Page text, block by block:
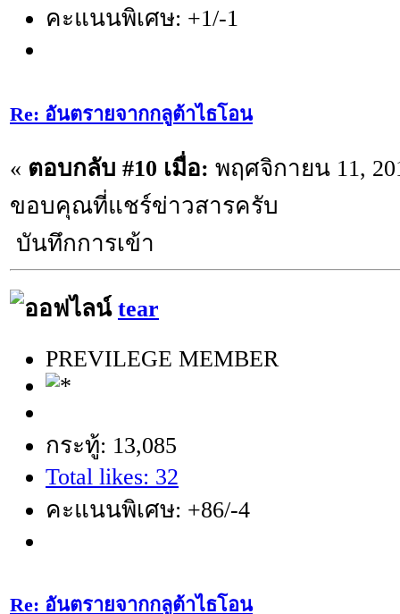
คะแนนพิเศษ: +1/-1
Re: อันตรายจากกลูต้าไธโอน
« ตอบกลับ #10 เมื่อ: พฤศจิกายน 11,
ขอบคุณที่แชร์ข่าวสารครับ
บันทึกการเข้า
tear
PREVILEGE MEMBER
กระทู้: 13,085
Total likes: 32
คะแนนพิเศษ: +86/-4
Re: อันตรายจากกลูต้าไธโอน